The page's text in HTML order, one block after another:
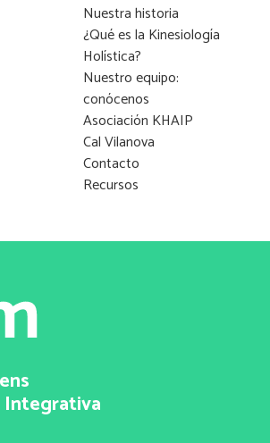
Nuestra historia
¿Qué es la Kinesiología
Holística?
Nuestro equipo:
conócenos
Asociación KHAIP
Cal Vilanova
Contacto
Recursos
Integrativa